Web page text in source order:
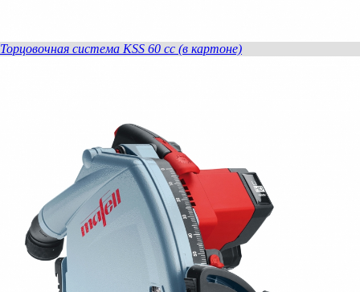
Торцовочная система KSS 60 cc (в картоне)